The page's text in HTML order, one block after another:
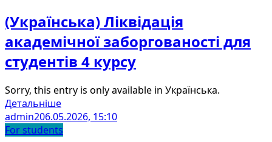
(Українська) Ліквідація
академічної заборгованості для
студентів 4 курсу
Sorry, this entry is only available in Українська.
Детальніше
admin206.05.2026, 15:10
For students